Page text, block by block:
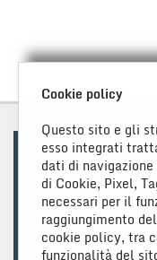
Cookie policy
Questo sito e gli
esso integrati
dati di
di Cookie, Pixel,
necessari per il
raggiungimento
cookie policy, tra
funzionalità del